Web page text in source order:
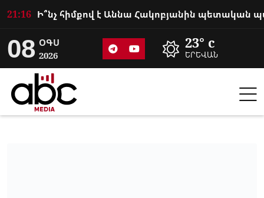
21:16
08 ՕԳՍ
2026
23° c
ԵՐԵՎԱՆ